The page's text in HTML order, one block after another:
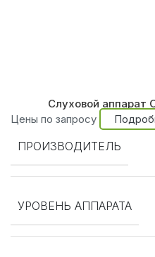
Слуховой аппарат
Цены по запросу
ПРОИЗВОДИТЕЛЬ
УРОВЕНЬ АППАРАТА